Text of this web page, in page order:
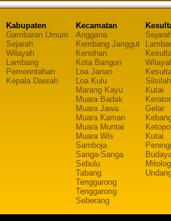
Kabupaten
Gambaran Umum
Sejarah
Wilayah
Lambang
Pemerintahan
Kepala Daerah
Kecamatan
Anggana
Kembang Janggut
Kenohan
Kota Bangun
Loa Janan
Loa Kulu
Marang Kayu
Muara Badak
Muara Jawa
Muara Kaman
Muara Muntai
Muara Wis
Samboja
Sanga-Sanga
Sebulu
Tabang
Tenggarong
Tenggarong
Seberang
Kutai
Gelar
Kutai